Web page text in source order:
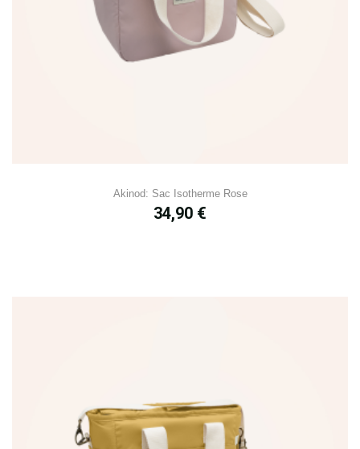
Akinod: Sac Isotherme Rose
Prix
34,90 €